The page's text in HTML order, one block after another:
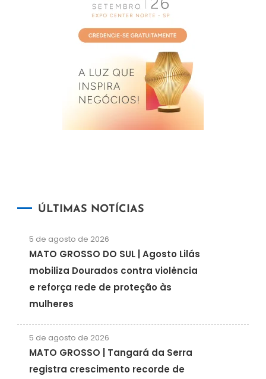
ÚLTIMAS NOTÍCIAS
5 de agosto de 2026
MATO GROSSO DO SUL | Agosto Lilás
mobiliza Dourados contra violência
e reforça rede de proteção às
mulheres
5 de agosto de 2026
MATO GROSSO | Tangará da Serra
registra crescimento recorde de